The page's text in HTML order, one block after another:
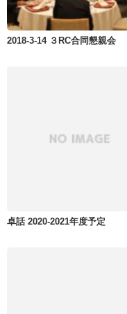
2018-3-14 ３RC合同懇親会
卓話 2020-2021年度予定